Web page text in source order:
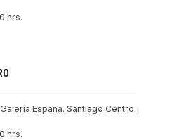
hrs.
España. Santiago Centro.
hrs.